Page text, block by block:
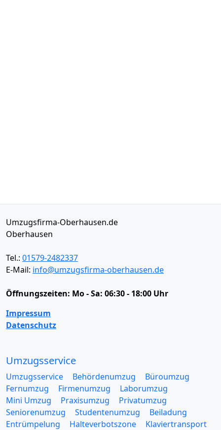
Umzugsfirma-Oberhausen.de
Oberhausen
Tel.: 01579-2482337
E-Mail: info@umzugsfirma-oberhausen.de
Öffnungszeiten: Mo - Sa: 06:30 - 18:00 Uhr
Impressum
Datenschutz
Umzugsservice
Umzugsservice Behördenumzug
Büroumzug
Fernumzug
Firmenumzug
Laborumzug
Mini Umzug
Praxisumzug
Privatumzug
Seniorenumzug
Studentenumzug
Beiladung
Entrümpelung
Halteverbotszone
Klaviertransport